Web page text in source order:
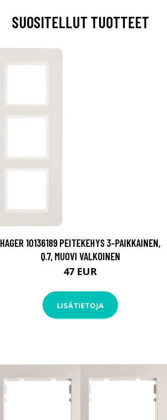
SUOSITELLUT TUOTTEET
HAGER 10136189 PEITEKEHYS 3-PAIKKAINEN,
Q.7, MUOVI VALKOINEN
47 EUR
LISÄTIETOJA